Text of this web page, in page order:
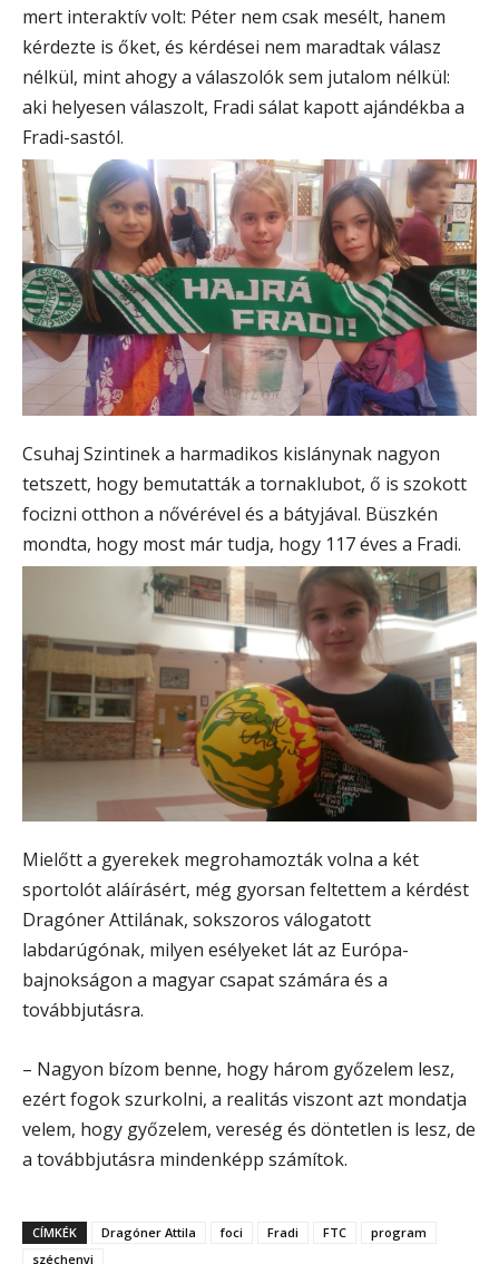
mert interaktív volt: Péter nem csak mesélt, hanem
kérdezte is őket, és kérdései nem maradtak válasz
nélkül, mint ahogy a válaszolók sem jutalom nélkül:
aki helyesen válaszolt, Fradi sálat kapott ajándékba a
Fradi-sastól.
Csuhaj Szintinek a harmadikos kislánynak nagyon
tetszett, hogy bemutatták a tornaklubot, ő is szokott
focizni otthon a nővérével és a bátyjával. Büszkén
mondta, hogy most már tudja, hogy 117 éves a Fradi.
Mielőtt a gyerekek megrohamozták volna a két
sportolót aláírásért, még gyorsan feltettem a kérdést
Dragóner Attilának, sokszoros válogatott
labdarúgónak, milyen esélyeket lát az Európa-
bajnokságon a magyar csapat számára és a
továbbjutásra.
– Nagyon bízom benne, hogy három győzelem lesz,
ezért fogok szurkolni, a realitás viszont azt mondatja
velem, hogy győzelem, vereség és döntetlen is lesz, de
a továbbjutásra mindenképp számítok.
CÍMKÉK Dragóner Attila foci Fradi FTC
program
széchenyi